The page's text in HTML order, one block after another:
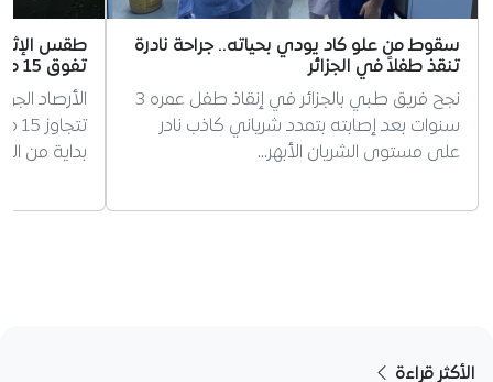
سقوط من علو كاد يودي بحياته.. جراحة نادرة
تنقذ طفلاً في الجزائر
نجح فريق طبي بالجزائر في إنقاذ طفل عمره 3
سنوات بعد إصابته بتمدد شرياني كاذب نادر
على مستوى الشريان الأبهر…
طقس
تفوق 15 ملم على عدة ولايات
الأرصاد
بداية من
الأكثر قراءة